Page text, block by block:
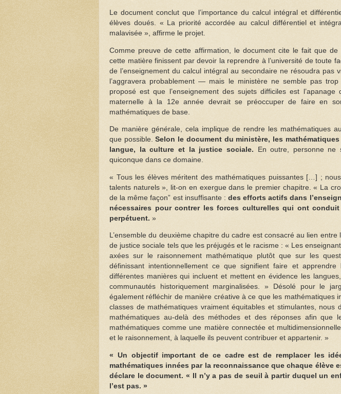
Le document conclut que l’importance du calcul intégral et
élèves doués. « La priorité accordée au calcul différentiel et
malavisée », affirme le projet.
Comme preuve de cette affirmation, le document cite le fait que
cette matière finissent par devoir la reprendre à l’université de toute
de l’enseignement du calcul intégral au secondaire ne résoudra pas
l’aggravera probablement — mais le ministère ne semble pas
proposé est que l’enseignement des sujets difficiles est
maternelle à la 12e année devrait se préoccuper de faire en
mathématiques de base.
De manière générale, cela implique de rendre les mathématiques
que possible.Selon le document du ministère, les
langue, la culture et la justice sociale. En outre, personne ne
quiconque dans ce domaine.
« Tous les élèves méritent des mathématiques puissantes […] ;
talents naturels », lit-on en exergue dans le premier chapitre. « La
de la même façon” est insuffisante : des efforts actifs dans
nécessaires pour contrer les forces culturelles qui ont
perpétuent. »
L’ensemble du deuxième chapitre du cadre est consacré au lien
de justice sociale tels que les préjugés et le racisme : « Les
axées sur le raisonnement mathématique plutôt que sur les
définissant intentionnellement ce que signifient faire et apprendre
différentes manières qui incluent et mettent en évidence les
communautés historiquement marginalisées. » Désolé pour le
également réfléchir de manière créative à ce que les mathématiques
classes de mathématiques vraiment équitables et stimulantes, nous
mathématiques au-delà des méthodes et des réponses afin que
mathématiques comme une matière connectée et
et le raisonnement, à laquelle ils peuvent contribuer et appartenir. »
« Un objectif important de ce cadre est de remplacer les
mathématiques innées par la reconnaissance que chaque élève
déclare le document. « Il n’y a pas de seuil à partir duquel un
l’est pas. »